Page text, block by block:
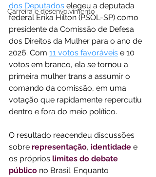
Carreira e desenvolvimento
dos Deputados elegeu a deputada
federal Erika Hilton (PSOL-SP) como
presidente da Comissão de Defesa
dos Direitos da Mulher para o ano de
2026. Com 11 votos favoráveis e 10
votos em branco, ela se tornou a
primeira mulher trans a assumir o
comando da comissão, em uma
votação que rapidamente repercutiu
dentro e fora do meio político.
O resultado reacendeu discussões
sobre representação, identidade e
os próprios limites do debate
público no Brasil. Enquanto